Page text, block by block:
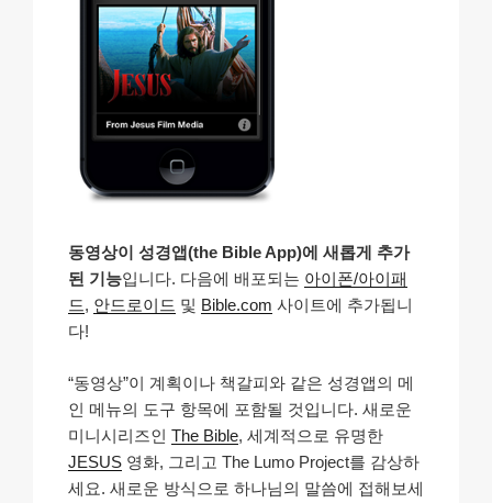
동영상이 성경앱(the Bible App)에 새롭게 추가
된 기능입니다. 다음에 배포되는 아이폰/아이패
드, 안드로이드 및 Bible.com 사이트에 추가됩니
다!
“동영상”이 계획이나 책갈피와 같은 성경앱의 메
인 메뉴의 도구 항목에 포함될 것입니다. 새로운
미니시리즈인 The Bible, 세계적으로 유명한
JESUS 영화, 그리고 The Lumo Project를 감상하
세요. 새로운 방식으로 하나님의 말씀에 접해보세